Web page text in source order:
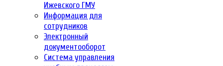
Ижевского ГМУ
Информация для
сотрудников
Электронный
документооборот
Система управления